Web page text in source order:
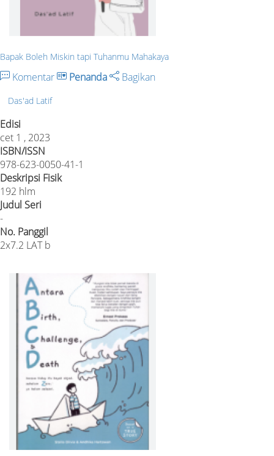
Bapak Boleh Miskin tapi Tuhanmu Mahakaya
Komentar Penanda Bagikan
Das'ad Latif
Edisi
cet 1 , 2023
ISBN/ISSN
978-623-0050-41-1
Deskripsi Fisik
192 hlm
Judul Seri
-
No. Panggil
2x7.2 LAT b